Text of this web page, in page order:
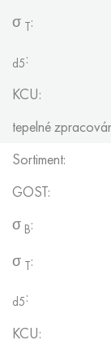
σ T:
d5:
KCU:
tepelné
Sortiment:
GOST:
σ B:
σ T:
d5:
KCU:
Hastelloy 3
Hastelloy x
45HN2MFA,
A40G,